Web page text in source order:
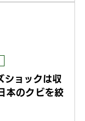
ショックは収
本のクビを絞